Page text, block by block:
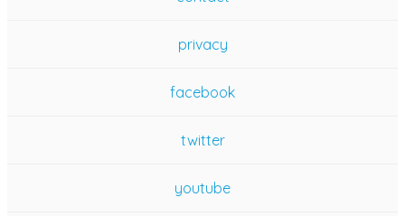
privacy
facebook
twitter
youtube